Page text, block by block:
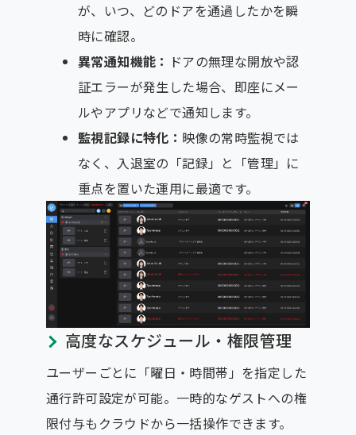
が、いつ、どのドアを通過したかを瞬
時に確認。
異常通知機能： ドアの無理な開放や認
証エラーが発生した場合、即座にメー
ルやアプリなどで通知します。
監視記録に特化： 映像の常時監視では
なく、入退室の「記録」と「管理」に
重点を置いた運用に最適です。
高度なスケジュール・権限管理
ユーザーごとに「曜日・時間帯」を指定した
通行許可設定が可能。一時的なゲストへの権
限付与もクラウドから一括操作できます。